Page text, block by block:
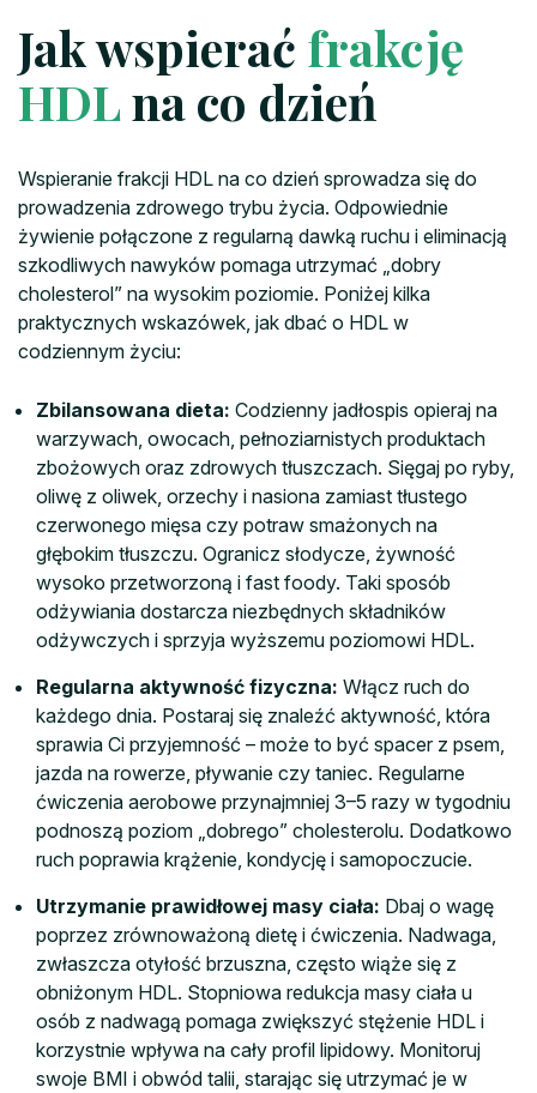
Jak wspierać frakcję
HDLna co dzień
Wspieranie frakcji HDL na co dzień sprowadza się do
prowadzenia zdrowego trybu życia. Odpowiednie
żywienie połączone z regularną dawką ruchu i eliminacją
szkodliwych nawyków pomaga utrzymać „dobry
cholesterol” na wysokim poziomie. Poniżej kilka
praktycznych wskazówek, jak dbać o HDL w
codziennym życiu:
Zbilansowana dieta: Codzienny jadłospis opieraj na
warzywach, owocach, pełnoziarnistych produktach
zbożowych oraz zdrowych tłuszczach. Sięgaj po ryby,
oliwę z oliwek, orzechy i nasiona zamiast tłustego
czerwonego mięsa czy potraw smażonych na
głębokim tłuszczu. Ogranicz słodycze, żywność
wysoko przetworzoną i fast foody. Taki sposób
odżywiania dostarcza niezbędnych składników
odżywczych i sprzyja wyższemu poziomowi HDL.
Regularna aktywność fizyczna: Włącz ruch do
każdego dnia. Postaraj się znaleźć aktywność, która
sprawia Ci przyjemność – może to być spacer z psem,
jazda na rowerze, pływanie czy taniec. Regularne
ćwiczenia aerobowe przynajmniej 3–5 razy w tygodniu
podnoszą poziom „dobrego” cholesterolu. Dodatkowo
ruch poprawia krążenie, kondycję i samopoczucie.
Utrzymanie prawidłowej masy ciała: Dbaj o wagę
poprzez zrównoważoną dietę i ćwiczenia. Nadwaga,
zwłaszcza otyłość brzuszna, często wiąże się z
obniżonym HDL. Stopniowa redukcja masy ciała u
osób z nadwagą pomaga zwiększyć stężenie HDL i
korzystnie wpływa na cały profil lipidowy. Monitoruj
swoje BMI i obwód talii, starając się utrzymać je w